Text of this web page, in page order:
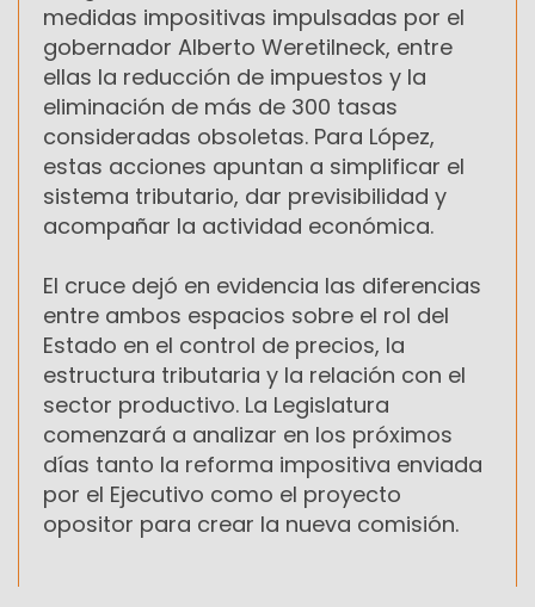
medidas impositivas impulsadas por el
gobernador Alberto Weretilneck, entre
ellas la reducción de impuestos y la
eliminación de más de 300 tasas
consideradas obsoletas. Para López,
estas acciones apuntan a simplificar el
sistema tributario, dar previsibilidad y
acompañar la actividad económica.
El cruce dejó en evidencia las diferencias
entre ambos espacios sobre el rol del
Estado en el control de precios, la
estructura tributaria y la relación con el
sector productivo. La Legislatura
comenzará a analizar en los próximos
días tanto la reforma impositiva enviada
por el Ejecutivo como el proyecto
opositor para crear la nueva comisión.